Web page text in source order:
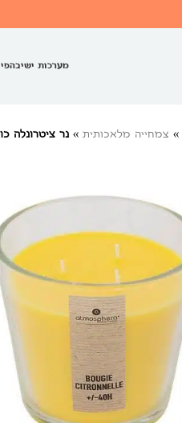
מערכות ישיבה
» צמחייה מלאכותית » נר ציטרונלה